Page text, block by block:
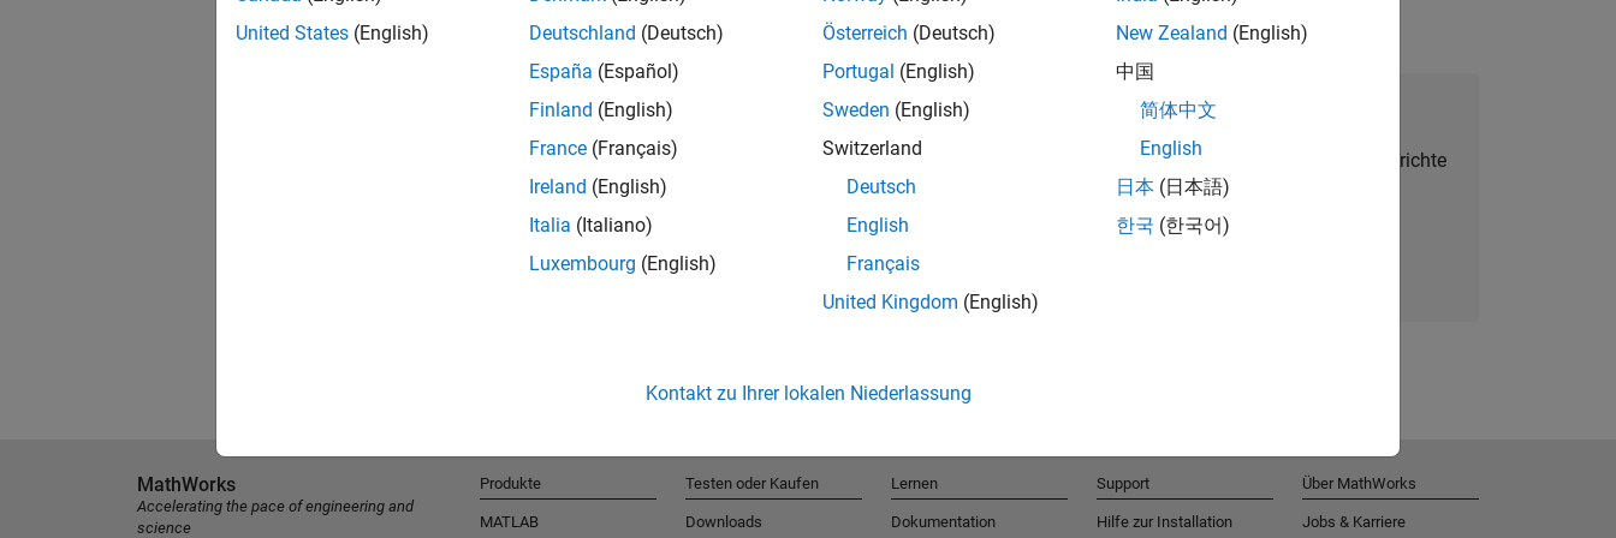
Talent Network beitreten
Erhalten Sie personalisierte Stellenangebote, Berichte
und Unternehmensneuigkeiten.
United States (English)
Deutschland (Deutsch)
España (Español)
Finland (English)
France (Français)
Ireland (English)
Italia (Italiano)
Luxembourg (English)
Österreich (Deutsch)
Portugal (English)
Sweden (English)
Switzerland
Deutsch
English
Français
United Kingdom (English)
New Zealand (English)
中国
简体中文
English
日本 (日本語)
한국 (한국어)
Kontakt zu Ihrer lokalen Niederlassung
MathWorks
Accelerating the pace of engineering and
science
Produkte
MATLAB
Testen oder Kaufen
Downloads
Lernen
Dokumentation
Support
Hilfe zur Installation
Über MathWorks
Jobs & Karriere